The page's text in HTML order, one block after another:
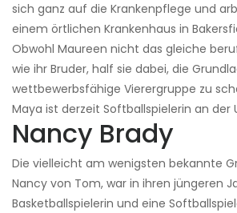
sich ganz auf die Krankenpflege und
einem örtlichen Krankenhaus in
Obwohl Maureen nicht das gleiche
wie ihr Bruder, half sie dabei, die
wettbewerbsfähige Vierergruppe zu
Maya ist derzeit Softballspielerin an der
Nancy Brady
Die vielleicht am wenigsten bekannte
Nancy von Tom, war in ihren jüngeren
Basketballspielerin und eine